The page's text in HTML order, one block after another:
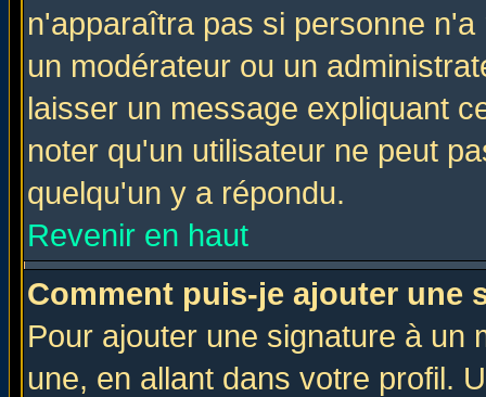
n'apparaîtra pas si personne
un modérateur ou un
laisser un message expliquant
noter qu'un utilisateur ne peut
quelqu'un y a répondu.
Revenir en haut
Comment puis-je ajouter une
Pour ajouter une signature à un
une, en allant dans votre profil.